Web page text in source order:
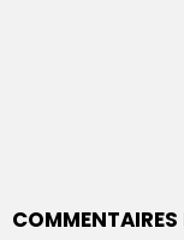
COMMENTAIRES